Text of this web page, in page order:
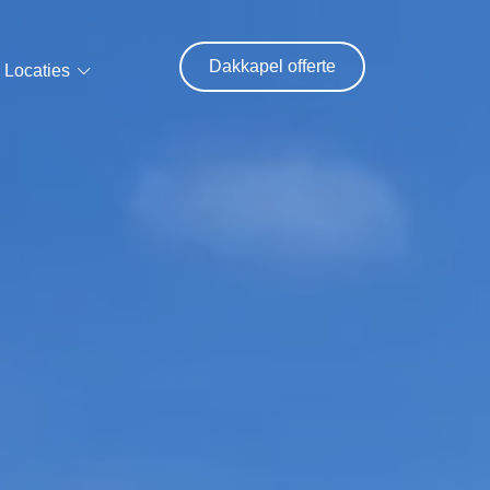
Locaties Dakkapel offerte